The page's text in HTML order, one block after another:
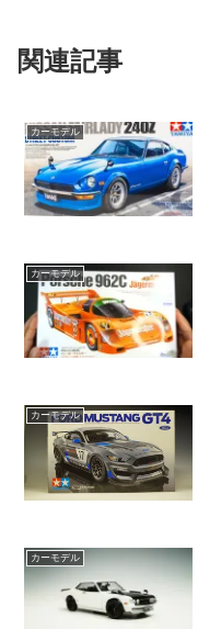
関連記事
カーモデル
カーモデル
カーモデル
カーモデル